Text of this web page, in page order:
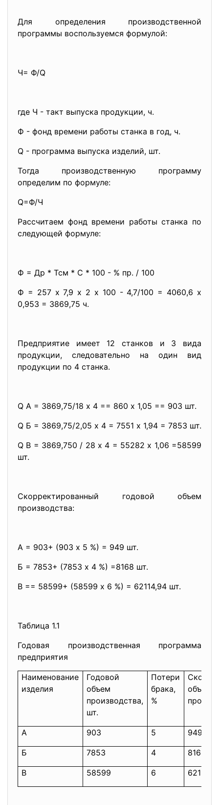
Для определения производственной
программы воспользуемся формулой:
Ч= Ф/Q
где Ч - такт выпуска продукции, ч.
Ф - фонд времени работы станка в год, ч.
Q - программа выпуска изделий, шт.
Тогда производственную программу
определим по формуле:
Q=Ф/Ч
Рассчитаем фонд времени работы станка по
следующей формуле:
Ф = Др * Тсм * С * 100 - % пр. / 100
Ф = 257 х 7,9 х 2 х 100 - 4,7/100 = 4060,6 х
0,953 = 3869,75 ч.
Предприятие имеет 12 станков и 3 вида
продукции, следовательно на один вид
продукции по 4 станка.
Q А = 3869,75/18 х 4 == 860 х 1,05 == 903 шт.
Q Б = 3869,75/2,05 х 4 = 7551 х 1,94 = 7853 шт.
Q В = 3869,750 / 28 х 4 = 55282 х 1,06 =58599
шт.
Скорректированный годовой объем
производства:
А = 903+ (903 х 5 %) = 949 шт.
Б = 7853+ (7853 х 4 %) =8168 шт.
В == 58599+ (58599 х 6 %) = 62114,94 шт.
Таблица 1.1
Годовая производственная программа
предприятия
Наименование
изделия
Годовой
объем
производства,
шт.
Потери
брака,
%
объем
А 903 5 949
Б 7853 4 8168
В 58599 6